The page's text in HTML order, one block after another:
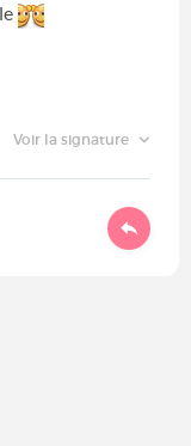
Voir la signature